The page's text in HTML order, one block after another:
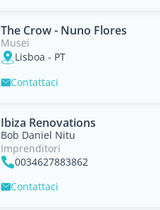
The Crow - Nuno Flores
Musei
Lisboa - PT
Contattaci
Ibiza Renovations
Bob Daniel Nitu
Imprenditori
0034627883862
Contattaci